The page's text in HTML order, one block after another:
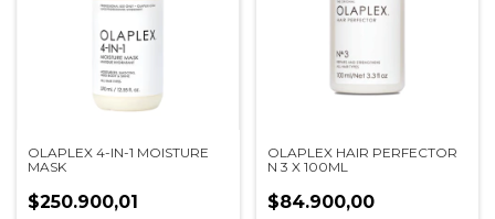
OLAPLEX 4-IN-1 MOISTURE
MASK
$250.900,01
OLAPLEX HAIR PERFECTOR
N 3 X 100ML
$84.900,00